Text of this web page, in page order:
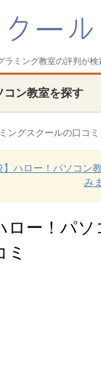
ラミング教室の評判が検
コン教室を探す
ングスクールの口コミ
】ハロー！パソコン
み
ロー！パ
ミ